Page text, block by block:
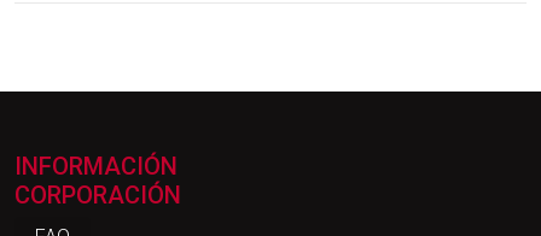
INFORMACIÓN
CORPORACIÓN